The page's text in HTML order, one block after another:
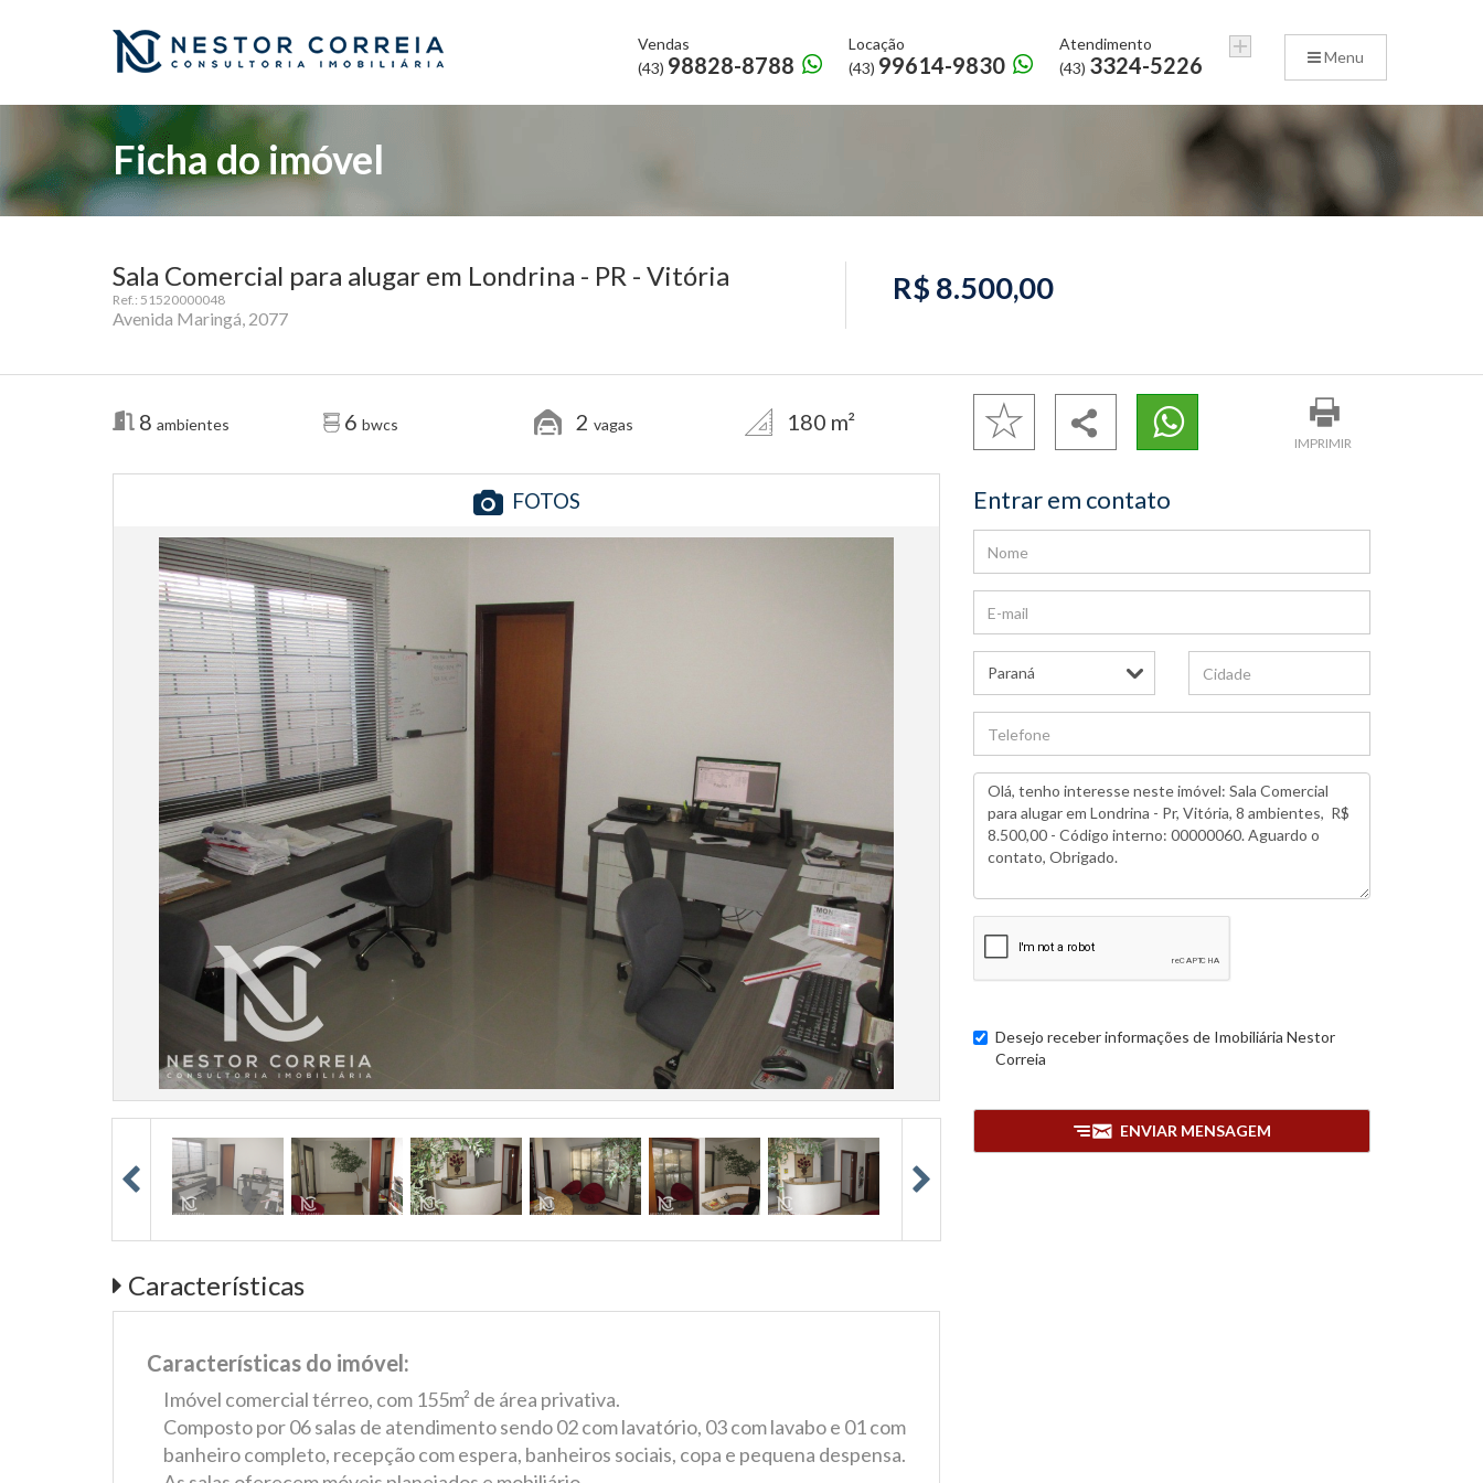
Menu
Vendas
(43) 98828-8788
Locação
(43) 99614-9830
Atendimento
(43) 3324-5226
Ficha do imóvel
Sala Comercial para alugar em Londrina - PR - Vitória
Ref.: 51520000048
Avenida Maringá, 2077
R$ 8.500,00
8 ambientes 6 bwcs 2 vagas 180 m²
FOTOS
IMPRIMIR
Entrar em contato
Desejo receber informações de Imobiliária Nestor
Correia
ENVIAR MENSAGEM
Características
Características do imóvel:
Imóvel comercial térreo, com 155m² de área privativa.
Composto por 06 salas de atendimento sendo 02 com lavatório, 03 com lavabo e 01 com
banheiro completo, recepção com espera, banheiros sociais, copa e pequena despensa.